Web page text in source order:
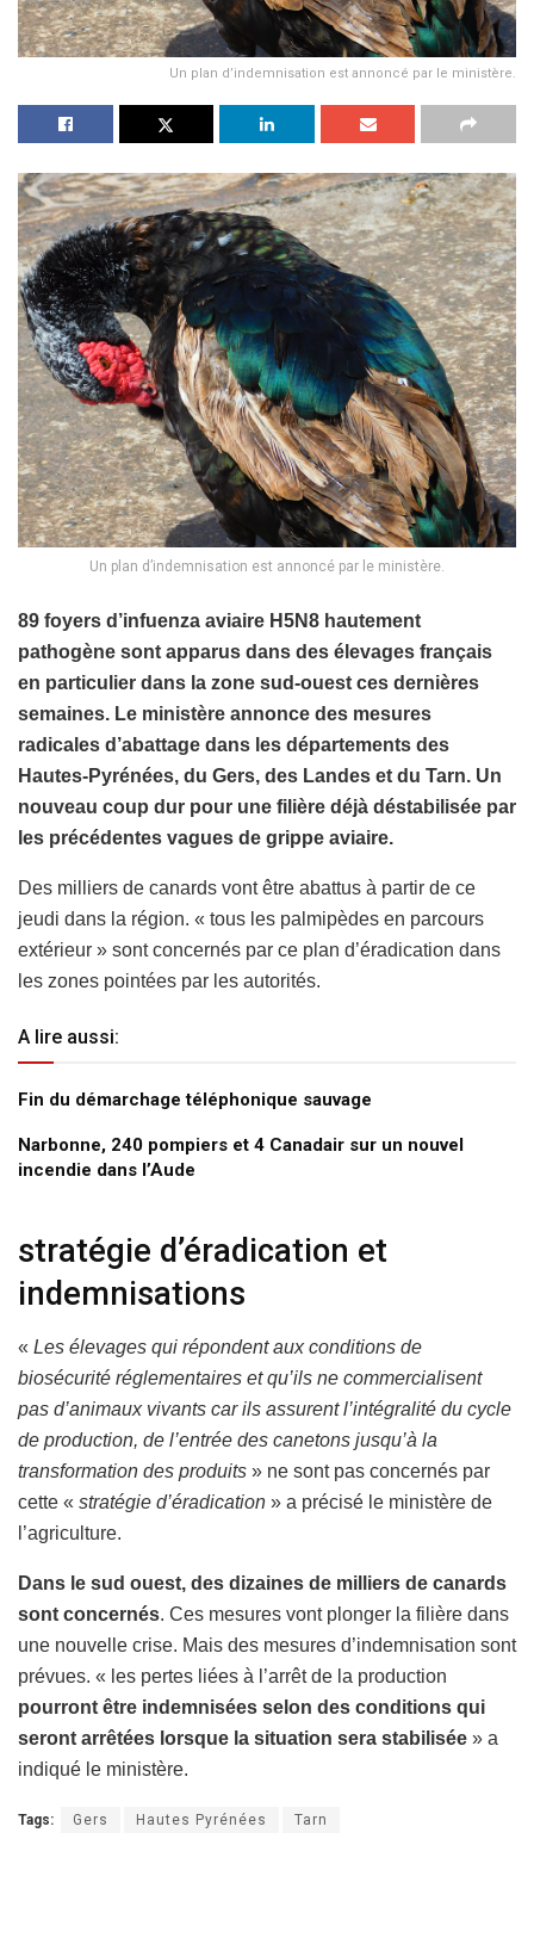
Un plan d’indemnisation est annoncé par le ministère.
Un plan d’indemnisation est annoncé par le ministère.
89 foyers d’infuenza aviaire H5N8 hautement
pathogène sont apparus dans des élevages français
en particulier dans la zone sud-ouest ces dernières
semaines. Le ministère annonce des mesures
radicales d’abattage dans les départements des
Hautes-Pyrénées, du Gers, des Landes et du Tarn. Un
nouveau coup dur pour une filière déjà déstabilisée par
les précédentes vagues de grippe aviaire.
Des milliers de canards vont être abattus à partir de ce
jeudi dans la région. « tous les palmipèdes en parcours
extérieur » sont concernés par ce plan d’éradication dans
les zones pointées par les autorités.
A lire aussi:
Fin du démarchage téléphonique sauvage
Narbonne, 240 pompiers et 4 Canadair sur un nouvel
incendie dans l’Aude
stratégie d’éradication et
indemnisations
« Les élevages qui répondent aux conditions de
biosécurité réglementaires et qu’ils ne commercialisent
pas d’animaux vivants car ils assurent l’intégralité du cycle
de production, de l’entrée des canetons jusqu’à la
transformation des produits » ne sont pas concernés par
cette « stratégie d’éradication » a précisé le ministère de
l’agriculture.
Dans le sud ouest, des dizaines de milliers de canards
sont concernés. Ces mesures vont plonger la filière dans
une nouvelle crise. Mais des mesures d’indemnisation sont
prévues. « les pertes liées à l’arrêt de la production
pourront être indemnisées selon des conditions qui
seront arrêtées lorsque la situation sera stabilisée » a
indiqué le ministère.
Tags: Gers Hautes Pyrénées Tarn